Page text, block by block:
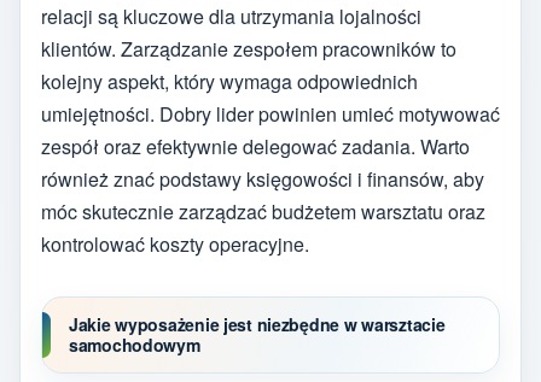
relacji są kluczowe dla utrzymania lojalności
klientów. Zarządzanie zespołem pracowników to
kolejny aspekt, który wymaga odpowiednich
umiejętności. Dobry lider powinien umieć motywować
zespół oraz efektywnie delegować zadania. Warto
również znać podstawy księgowości i finansów, aby
móc skutecznie zarządzać budżetem warsztatu oraz
kontrolować koszty operacyjne.
Jakie wyposażenie jest niezbędne w warsztacie
samochodowym